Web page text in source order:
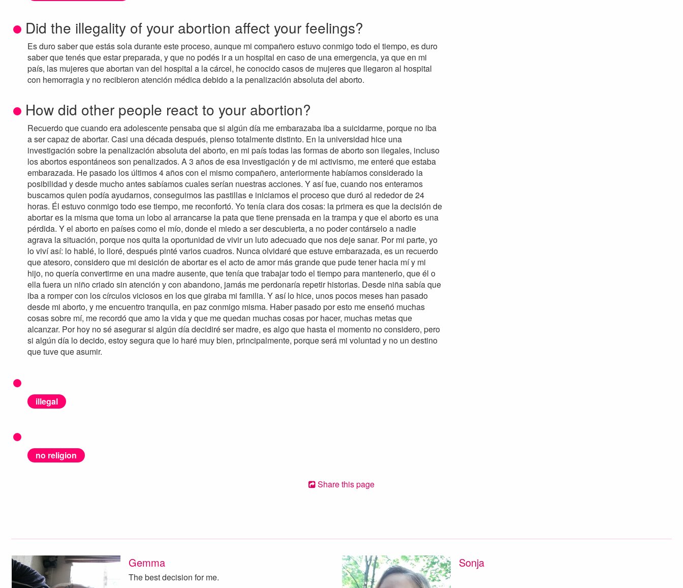
Did the illegality of your abortion affect your feelings?
Es duro saber que estás sola durante este proceso, aunque mi compañero estuvo conmigo todo el tiempo, es duro
saber que tenés que estar preparada, y que no podés ir a un hospital en caso de una emergencia, ya que en mi
país, las mujeres que abortan van del hospital a la cárcel, he conocido casos de mujeres que llegaron al hospital
con hemorragia y no recibieron atención médica debido a la penalización absoluta del aborto.
How did other people react to your abortion?
Recuerdo que cuando era adolescente pensaba que si algún día me embarazaba iba a suicidarme, porque no iba
a ser capaz de abortar. Casi una década después, pienso totalmente distinto. En la universidad hice una
investigación sobre la penalización absoluta del aborto, en mi país todas las formas de aborto son ilegales, incluso
los abortos espontáneos son penalizados. A 3 años de esa investigación y de mi activismo, me enteré que estaba
embarazada. He pasado los últimos 4 años con el mismo compañero, anteriormente habíamos considerado la
posibilidad y desde mucho antes sabíamos cuales serían nuestras acciones. Y así fue, cuando nos enteramos
buscamos quien podía ayudarnos, conseguimos las pastillas e iniciamos el proceso que duró al rededor de 24
horas. Él estuvo conmigo todo ese tiempo, me reconfortó. Yo tenía clara dos cosas: la primera es que la decisión de
abortar es la misma que toma un lobo al arrancarse la pata que tiene prensada en la trampa y que el aborto es una
pérdida. Y el aborto en países como el mío, donde el miedo a ser descubierta, a no poder contárselo a nadie
agrava la situación, porque nos quita la oportunidad de vivir un luto adecuado que nos deje sanar. Por mi parte, yo
lo viví así: lo hablé, lo lloré, después pinté varios cuadros. Nunca olvidaré que estuve embarazada, es un recuerdo
que atesoro, considero que mi desición de abortar es el acto de amor más grande que pude tener hacia mí y mi
hijo, no quería convertirme en una madre ausente, que tenía que trabajar todo el tiempo para mantenerlo, que él o
ella fuera un niño criado sin atención y con abandono, jamás me perdonaría repetir historias. Desde niña sabía que
iba a romper con los círculos viciosos en los que giraba mi familia. Y así lo hice, unos pocos meses han pasado
desde mi aborto, y me encuentro tranquila, en paz conmigo misma. Haber pasado por esto me enseñó muchas
cosas sobre mí, me recordó que amo la vida y que me quedan muchas cosas por hacer, muchas metas que
alcanzar. Por hoy no sé asegurar si algún día decidiré ser madre, es algo que hasta el momento no considero, pero
si algún día lo decido, estoy segura que lo haré muy bien, principalmente, porque será mi voluntad y no un destino
que tuve que asumir.
illegal
no religion
Share this page
Gemma
The best decision for me.
Sonja